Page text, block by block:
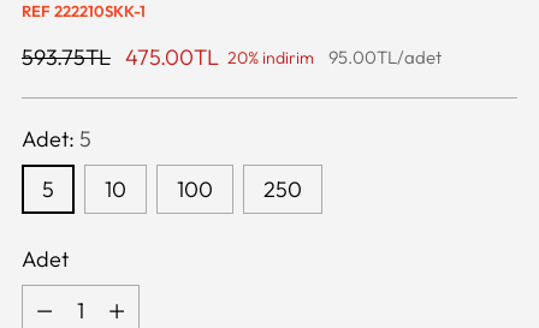
REF 222210SKK-1
Satış
593.75TL 475.00TL 20% indirim
Birim
Fiyatı
95.00TL//
adet
Adet: 5
5
10 100 250
Adet